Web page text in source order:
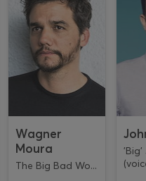
Wagner
Moura
The Big Bad Wo...
'Big'